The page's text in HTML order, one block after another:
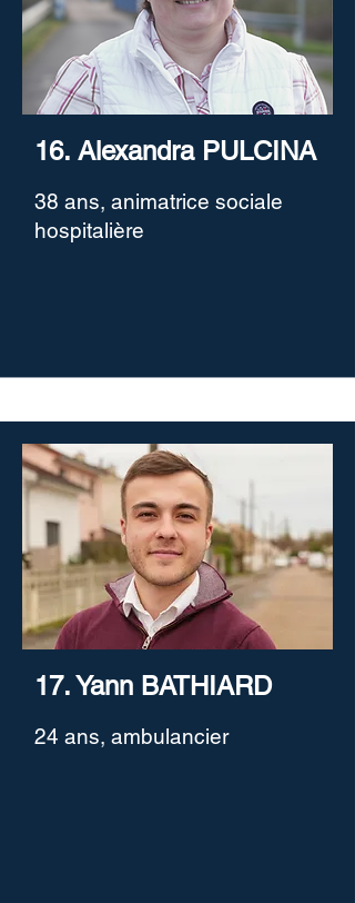
16. Alexandra PULCINA
38 ans, animatrice sociale
hospitalière
17. Yann BATHIARD
24 ans, ambulancier